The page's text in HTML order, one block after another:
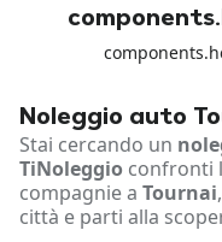
Noleggio auto
Stai cercando un
TiNoleggio confronti
compagnie a Tournai
città e parti alla